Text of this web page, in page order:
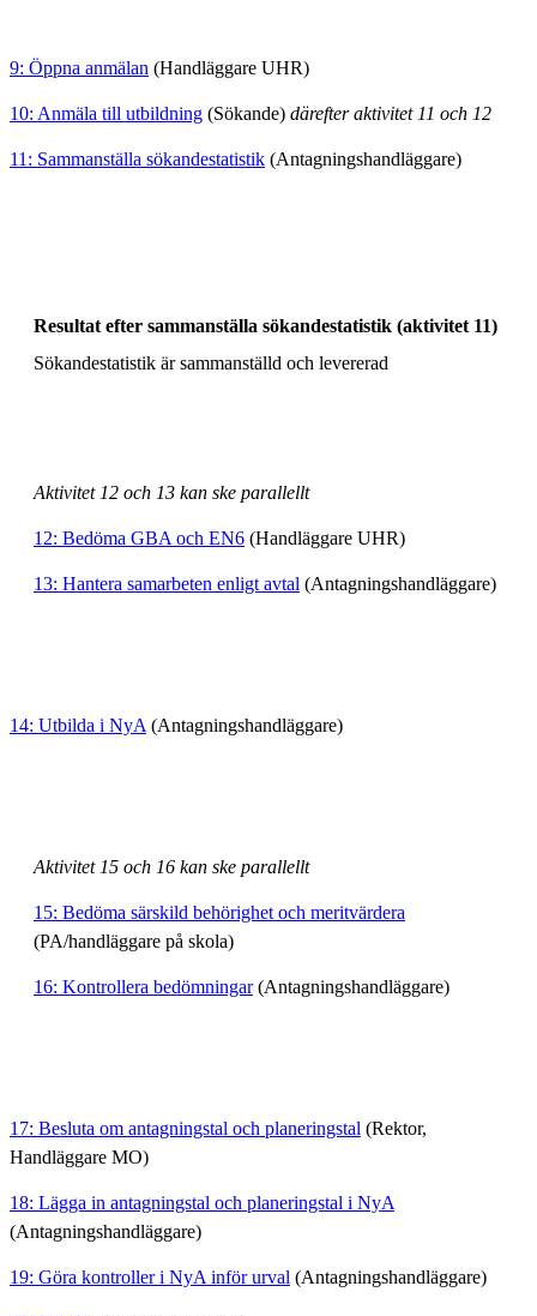
9: Öppna anmälan (Handläggare UHR)
10: Anmäla till utbildning (Sökande) därefter aktivitet 11 och 12
11: Sammanställa sökandestatistik (Antagningshandläggare)
Resultat efter sammanställa sökandestatistik (aktivitet 11)
Sökandestatistik är sammanställd och levererad
Aktivitet 12 och 13 kan ske parallellt
12: Bedöma GBA och EN6 (Handläggare UHR)
13: Hantera samarbeten enligt avtal (Antagningshandläggare)
14: Utbilda i NyA (Antagningshandläggare)
Aktivitet 15 och 16 kan ske parallellt
15: Bedöma särskild behörighet och meritvärdera
(PA/handläggare på skola)
16: Kontrollera bedömningar(Antagningshandläggare)
17: Besluta om antagningstal och planeringstal (Rektor,
Handläggare MO)
18: Lägga in antagningstal och planeringstal i NyA
(Antagningshandläggare)
19: Göra kontroller i NyA inför urval (Antagningshandläggare)